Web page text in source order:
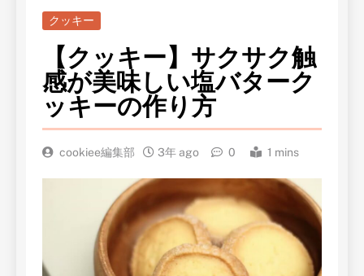
クッキー
【クッキー】サクサク触
感が美味しい塩バターク
ッキーの作り方
cookiee編集部 3年 ago 0 1 mins